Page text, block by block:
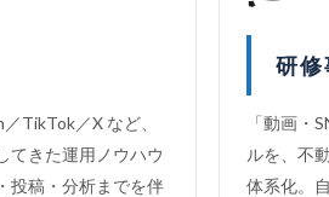
TikTok／X など、
てきた運用ノウハウ
投稿・分析までを伴
研修
「動画・
ルを、不
体系化。